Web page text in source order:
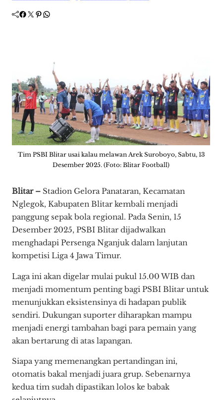
Facebook Twitter Pinterest WhatsApp
Tim PSBI Blitar usai kalau melawan Arek Suroboyo, Sabtu, 13
Desember 2025. (Foto: Blitar Football)
Blitar – Stadion Gelora Panataran, Kecamatan
Nglegok, Kabupaten Blitar kembali menjadi
panggung sepak bola regional. Pada Senin, 15
Desember 2025, PSBI Blitar dijadwalkan
menghadapi Persenga Nganjuk dalam lanjutan
kompetisi Liga 4 Jawa Timur.
Laga ini akan digelar mulai pukul 15.00 WIB dan
menjadi momentum penting bagi PSBI Blitar untuk
menunjukkan eksistensinya di hadapan publik
sendiri. Dukungan suporter diharapkan mampu
menjadi energi tambahan bagi para pemain yang
akan bertarung di atas lapangan.
Siapa yang memenangkan pertandingan ini,
otomatis bakal menjadi juara grup. Sebenarnya
kedua tim sudah dipastikan lolos ke babak